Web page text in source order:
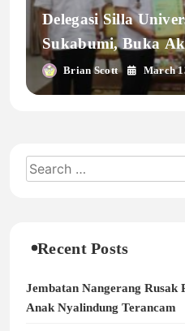
Delegasi Silla
Sukabumi, Buka
Internasional
Brian Scott March
Recent Posts
Jembatan Nangerang Rusak
Anak Nyalindung Terancam